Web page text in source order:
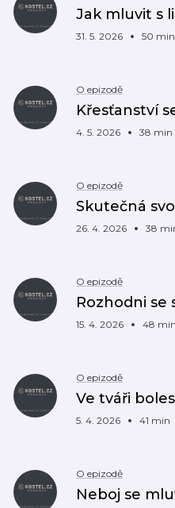
Jak mluvit s
31. 5. 2026 50 min
O epizodě
Křesťanství
4. 5. 2026 38 min
O epizodě
Skutečná
26. 4. 2026 38
O epizodě
Rozhodni se
15. 4. 2026 48 min
O epizodě
Ve tváři
5. 4. 2026 41 min
O epizodě
Neboj se